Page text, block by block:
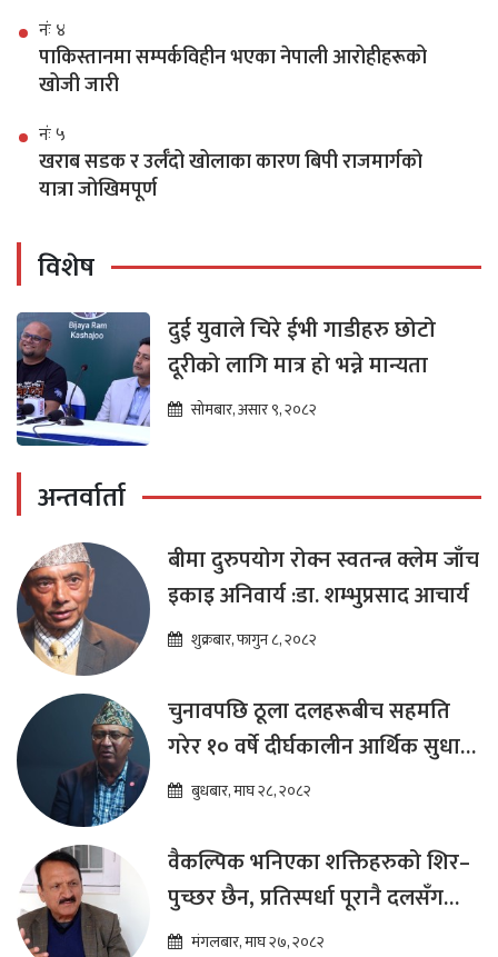
नंः ४
पाकिस्तानमा सम्पर्कविहीन भएका नेपाली आरोहीहरूको
खोजी जारी
नंः ५
खराब सडक र उर्लँदो खोलाका कारण बिपी राजमार्गको
यात्रा जोखिमपूर्ण
विशेष
दुई युवाले चिरे ईभी गाडीहरु छोटो
दूरीको लागि मात्र हो भन्ने मान्यता
सोमबार, असार ९, २०८२
अन्तर्वार्ता
बीमा दुरुपयोग रोक्न स्वतन्त्र क्लेम जाँच
इकाइ अनिवार्य :डा. शम्भुप्रसाद आचार्य
शुक्रबार, फागुन ८, २०८२
चुनावपछि ठूला दलहरूबीच सहमति
गरेर १० वर्षे दीर्घकालीन आर्थिक सुधार
कार्यक्रम ल्याउनुपर्छ : हेमराज ढकाल
बुधबार, माघ २८, २०८२
वैकल्पिक भनिएका शक्तिहरुको शिर–
पुच्छर छैन, प्रतिस्पर्धा पूरानै दलसँग
हुन्छ : डा.प्रकाश शरण महत
मंगलबार, माघ २७, २०८२